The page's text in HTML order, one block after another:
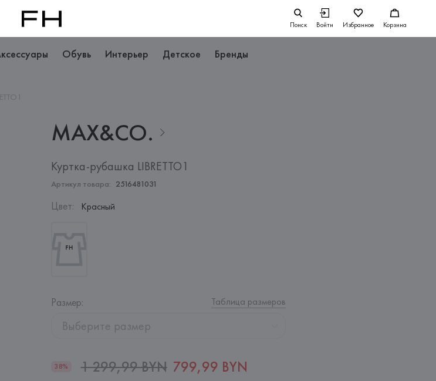
Поиск Войти Избранное Корзина
Обувь Интерьер Детское Бренды
MAX&CO.
Куртка-рубашка LIBRETTO1
Артикул товара: 2516481031
Цвет: Красный
Размер: Таблица размеров
Выберите размер
38% 1 299,99 BYN 799,99 BYN